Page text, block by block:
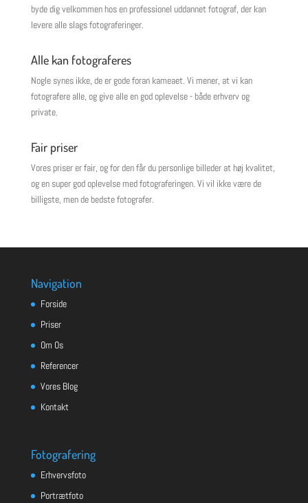
byde dig velkommen hos en professionel uddannet fotograf, der kan
levere alle slags fotograferinger.
Alle kan fotograferes
Nogle synes ikke, de er gode foran kameaet. Vi mener, at vi kan
fotografere alle, og give alle en god oplevelse - både erhverv og
private.
Fair priser
Vores priser er fair, og for den får du personlige billeder at høj kvalitet,
og en super god oplevelse med fotograferingen. Vi vil ikke være de
billigste, men de bedste fotografer.
Navigation
Forside
Priser
Om Os
Referencer
Vores Blog
Kontakt
Fotografering
Erhvervsfoto
Portrætfoto